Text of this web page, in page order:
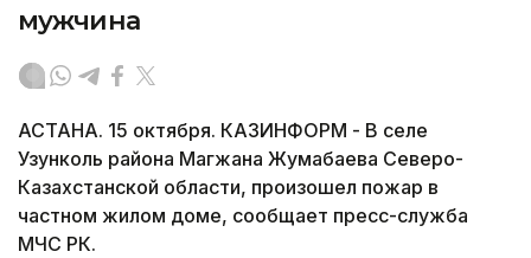
мужчина
АСТАНА. 15 октября. КАЗИНФОРМ - В селе
Узунколь района Магжана Жумабаева Северо-
Казахстанской области, произошел пожар в
частном жилом доме, сообщает пресс-служба
МЧС РК.